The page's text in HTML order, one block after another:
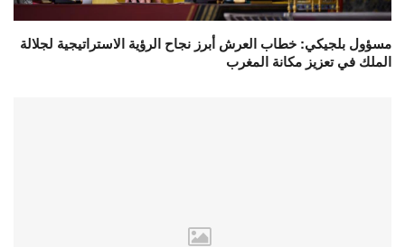
مسؤول بلجيكي: خطاب العرش أبرز نجاح الرؤية الاستراتيجية لجلالة
الملك في تعزيز مكانة المغرب